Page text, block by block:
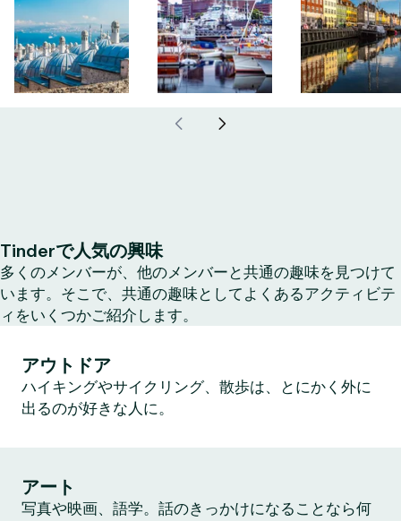
Tinderで人気の興味
多くのメンバーが、他のメンバーと共通の趣味を見つけて
います。そこで、共通の趣味としてよくあるアクティビテ
ィをいくつかご紹介します。
アウトドア
ハイキングやサイクリング、散歩は、とにかく外に
出るのが好きな人に。
アート
写真や映画、語学。話のきっかけになることなら何